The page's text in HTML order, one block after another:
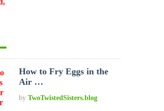
How to Fry Eggs in the
Air …
byTwoTwistedSisters.blog